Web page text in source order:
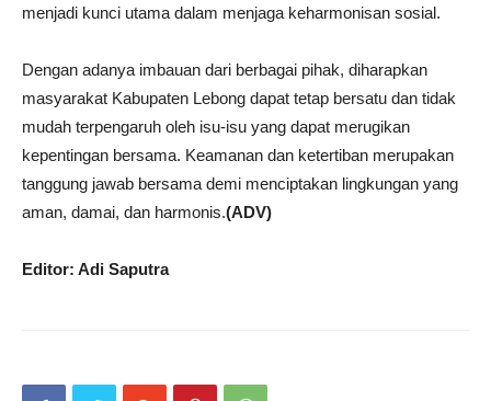
menjadi kunci utama dalam menjaga keharmonisan sosial.
Dengan adanya imbauan dari berbagai pihak, diharapkan
masyarakat Kabupaten Lebong dapat tetap bersatu dan tidak
mudah terpengaruh oleh isu-isu yang dapat merugikan
kepentingan bersama. Keamanan dan ketertiban merupakan
tanggung jawab bersama demi menciptakan lingkungan yang
aman, damai, dan harmonis.(ADV)
Editor: Adi Saputra